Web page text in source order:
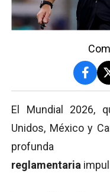
El Mundial 2026,
Unidos, México y
reglamentaria